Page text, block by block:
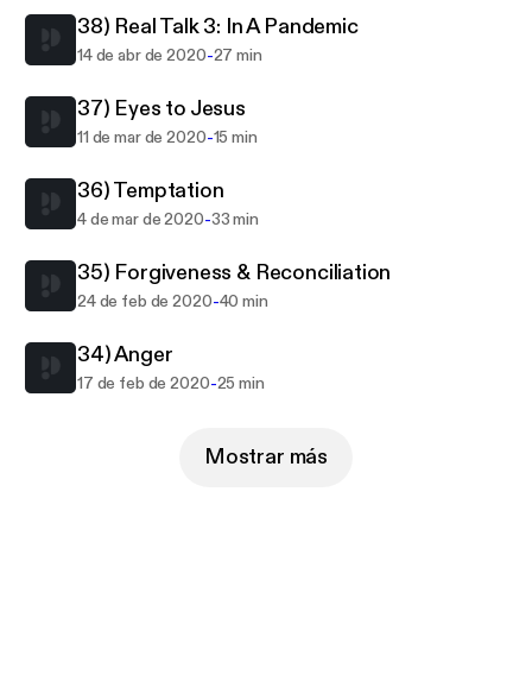
38) Real Talk 3: In A Pandemic
14 de abr de 2020-27 min
37) Eyes to Jesus
11 de mar de 2020-15 min
36) Temptation
4 de mar de 2020-33 min
35) Forgiveness & Reconciliation
24 de feb de 2020-40 min
34) Anger
17 de feb de 2020-25 min
Mostrar más